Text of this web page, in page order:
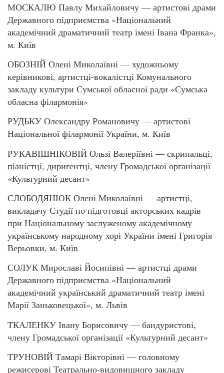
МОСКАЛЮ Павлу Михайловичу — артистові драми
Державного підприємства «Національний
академічний драматичний театр імені Івана Франка»,
м. Київ
ОБОЗНІЙ Олені Миколаївні — художньому
керівникові, артистці-вокалістці Комунального
закладу культури Сумської обласної ради «Сумська
обласна філармонія»
РУДЬКУ Олександру Романовичу — артистові
Національної філармонії України, м. Київ
РУКАВІШНІКОВІЙ Ользі Валеріївні — скрипальці,
піаністці, диригентці, члену Громадської організації
«Культурний десант»
СЛОБОДЯНЮК Олені Миколаївні — артистці,
викладачу Студії по підготовці акторських кадрів
при Національному заслуженому академічному
українському народному хорі України імені Григорія
Верьовки, м. Київ
СОЛУК Мирославі Йосипівні — артистці драми
Державного підприємства «Національний
академічний український драматичний театр імені
Марії Заньковецької», м. Львів
ТКАЛЕНКУ Івану Борисовичу — бандуристові,
члену Громадської організації «Культурний десант»
ТРУНОВІЙ Тамарі Вікторівні — головному
режисерові Театрально-видовищного закладу